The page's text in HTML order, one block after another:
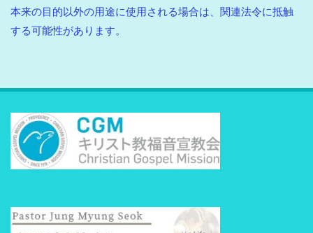
本来の目的以外の用途に使用される場合は、関連法令に抵触
する可能性があります。